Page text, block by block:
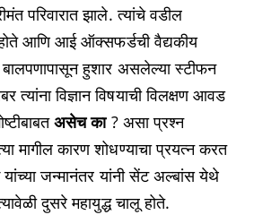
परिवारात झाले. त्यांचे वडील
आणि आई ऑक्सफर्डची वैद्यकीय
हुशार असलेल्या स्टीफन
त्यांना विज्ञान विषयाची विलक्षण आवड
असेच का? असा प्रश्न
मागील कारण शोधण्याचा प्रयत्न करत
जन्मानंतर यांनी सेंट अल्बांस येथे
दुसरे महायुद्ध चालू होते.